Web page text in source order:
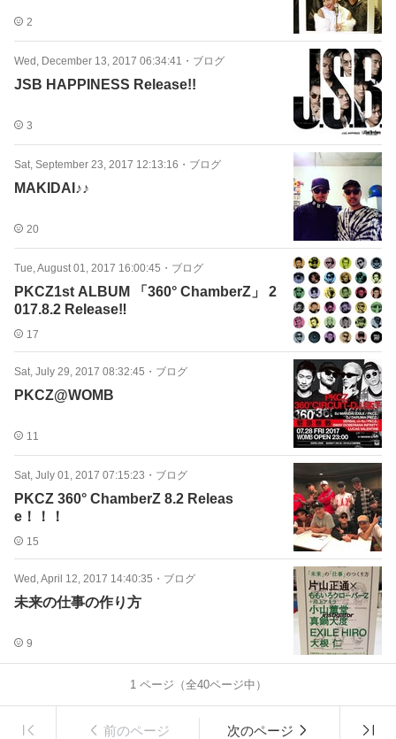
2
Wed, December 13, 2017 06:34:41 ・ ブログ
JSB HAPPINESS Release!!
3
Sat, September 23, 2017 12:13:16 ・ ブログ
MAKIDAI♪♪
20
Tue, August 01, 2017 16:00:45 ・ ブログ
PKCZ1st ALBUM 「360° ChamberZ」 2
017.8.2 Release‼️
17
Sat, July 29, 2017 08:32:45 ・ ブログ
PKCZ@WOMB
11
Sat, July 01, 2017 07:15:23 ・ ブログ
PKCZ 360° ChamberZ 8.2 Releas
e！！！
15
Wed, April 12, 2017 14:40:35 ・ ブログ
未来の仕事の作り方
9
1ページ（全40ページ中）
前のページ 次のページ